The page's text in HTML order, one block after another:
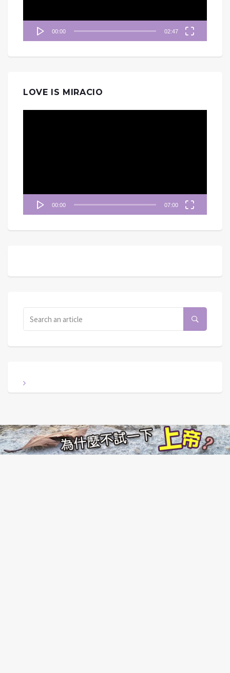
00:00 02:47
LOVE IS MIRACIO
00:00 07:00